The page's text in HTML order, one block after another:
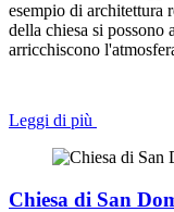
esempio di architettura
della chiesa si possono
arricchiscono
Leggi di più
Chiesa di San